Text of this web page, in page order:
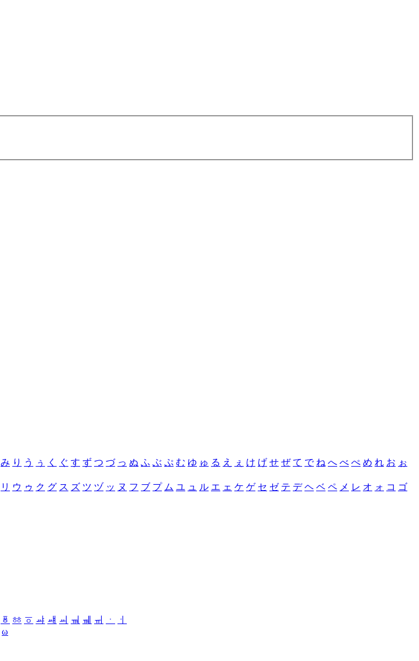
み り う ぅ く ぐ す ず つ づ っ ぬ ふ ぶ ぷ む ゆ ゅ る え ぇ け げ せ ぜ て で ね へ べ ぺ め れ お ぉ
リ ウ ゥ ク グ ス ズ ツ ヅ ッ ヌ フ ブ プ ム ユ ュ ル エ ェ ケ ゲ セ ゼ テ デ ヘ ベ ペ メ レ オ ォ コ ゴ
ㆄ ㆅ ㆆ ㆇ ㆈ ㆉ ㆊ ㆋ ㆌ ㆍ
ㆎ
ω